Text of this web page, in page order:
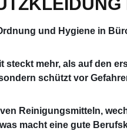
und Hygiene in
steckt mehr, als auf den
schützt vor
Reinigungsmitteln,
macht eine gute